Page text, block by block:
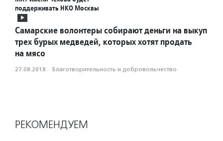
поддерживать НКО Москвы
Самарские волонтеры собирают деньги на выкуп
трех бурых медведей, которых хотят продать
на мясо
27.08.2018 · Благотвори­тель­ность и доброволь­чест­во
РЕКОМЕНДУЕМ